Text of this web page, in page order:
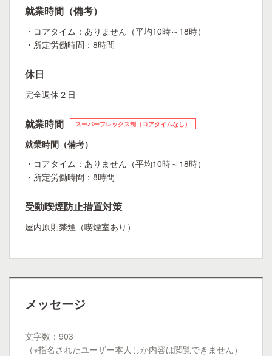
就業時間（備考）
・コアタイム：ありません（平均10時～18時）
・所定労働時間：8時間
休日
完全週休２日
就業時間 スーパーフレックス制（コアタイムなし）
就業時間（備考）
・コアタイム：ありません（平均10時～18時）
・所定労働時間：8時間
受動喫煙防止措置対策
屋内原則禁煙（喫煙室あり）
メッセージ
文字数：903
（※指名されたユーザー本人しか内容は閲覧できません）